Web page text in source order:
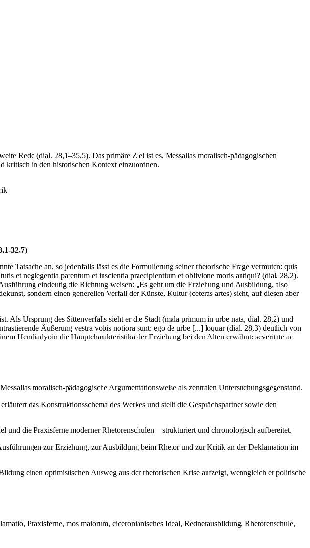
Rede (dial. 28,1–35,5). Das primäre Ziel ist es, Messallas moralisch-pädagogischen
kritisch in den historischen Kontext einzuordnen.
32,7)
Tatsache an, so jedenfalls lässt es die Formulierung seiner rhetorische Frage vermuten: quis
et neglegentia parentum et inscientia praecipientium et oblivione moris antiqui? (dial. 28,2).
eindeutig die Richtung weisen: „Es geht um die Erziehung und Ausbildung, also
sondern einen generellen Verfall der Künste, Kultur (ceteras artes) sieht, auf diesen aber
Als Ursprung des Sittenverfalls sieht er die Stadt (mala primum in urbe nata, dial. 28,2) und
Äußerung vestra vobis notiora sunt: ego de urbe [...] loquar (dial. 28,3) deutlich von
Hendiadyoin die Hauptcharakteristika der Erziehung bei den Alten erwähnt: severitate ac
moralisch-pädagogische Argumentationsweise als zentralen Untersuchungsgegenstand.
das Konstruktionsschema des Werkes und stellt die Gesprächspartner sowie den
und die Praxisferne moderner Rhetorenschulen – strukturiert und chronologisch aufbereitet.
zur Erziehung, zur Ausbildung beim Rhetor und zur Kritik an der Deklamation im
einen optimistischen Ausweg aus der rhetorischen Krise aufzeigt, wenngleich er politische
Praxisferne, mos maiorum, ciceronianisches Ideal, Rednerausbildung, Rhetorenschule,